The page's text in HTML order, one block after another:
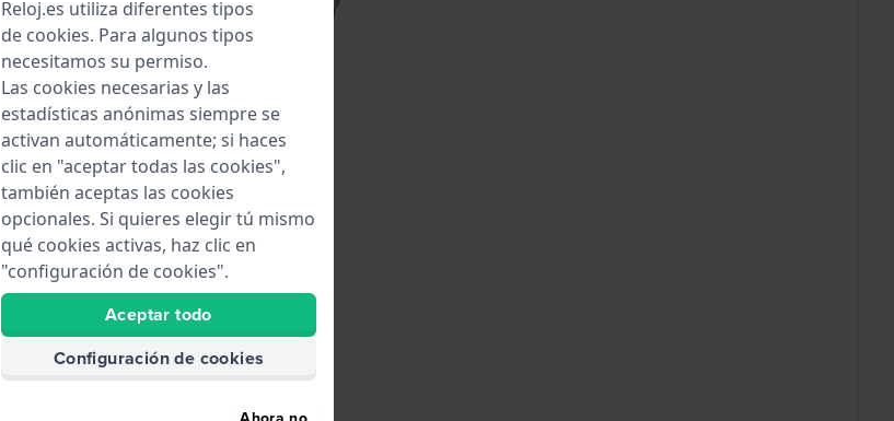
Reloj.es utiliza diferentes tipos
de cookies. Para algunos tipos
necesitamos su permiso.
Las cookies necesarias y las
estadísticas anónimas siempre se
activan automáticamente; si haces
clic en "aceptar todas las cookies",
también aceptas las cookies
opcionales. Si quieres elegir tú mismo
qué cookies activas, haz clic en
"configuración de cookies".
Aceptar todo
Configuración de cookies